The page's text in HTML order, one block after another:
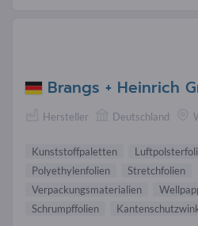
Brangs + Heinrich
Hersteller Deutschland
Kunststoffpaletten
Polyethylenfolien
Stretchfolien
Verpackungsmaterialien
Schrumpffolien